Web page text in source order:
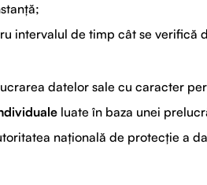
intervalul de timp cât se verifică
datelor sale cu caracter
luate în baza unei
națională de protecție a